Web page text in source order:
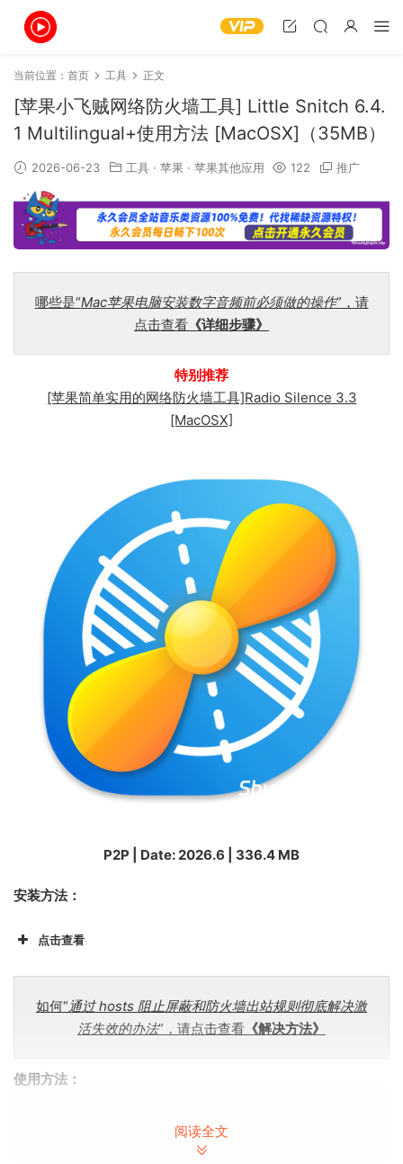
当前位置： 首页 工具 正文
[苹果小飞贼网络防火墙工具] Little Snitch 6.4.
1 Multilingual+使用方法 [MacOSX]（35MB）
2026-06-23 工具 · 苹果 · 苹果其他应用 122 推广
哪些是“Mac苹果电脑安装数字音频前必须做的操作”，请
点击查看 《详细步骤》
特别推荐
[苹果简单实用的网络防火墙工具]Radio Silence 3.3
[MacOSX]
P2P | Date: 2026.6 | 336.4 MB
安装方法：
点击查看
如何“通过 hosts 阻止屏蔽和防火墙出站规则彻底解决激
活失效的办法”，请点击查看 《解决方法》
使用方法：
阅读全文